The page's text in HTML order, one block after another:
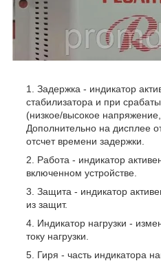
Задержка - индикатор
стабилизатора и при
(низкое/высокое напряжение,
Дополнительно на дисплее
отсчет времени задержки.
Работа - индикатор
включенном устройстве.
Защита - индикатор
из защит.
Индикатор нагрузки -
току нагрузки.
Гиря - часть индикатора